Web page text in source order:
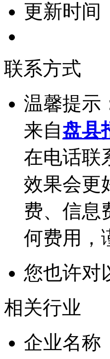
更新时间
联系方式
温馨提示
来自盘县
在电话联
效果会更
费、信息
何费用，
您也许对
相关行业
企业名称